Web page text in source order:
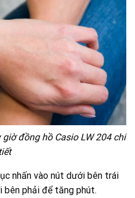
đồng hồ Casio LW 204 chi
tiết
nhấn vào nút dưới bên trái
phải để tăng phút.